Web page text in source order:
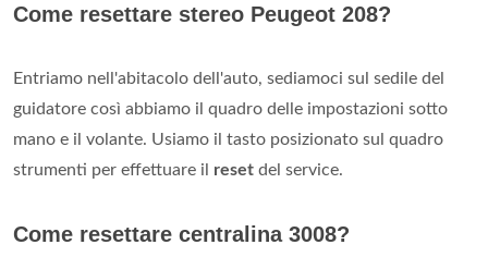
Come resettare stereo Peugeot 208?
Entriamo nell'abitacolo dell'auto, sediamoci sul sedile del
guidatore così abbiamo il quadro delle impostazioni sotto
mano e il volante. Usiamo il tasto posizionato sul quadro
strumenti per effettuare il reset del service.
Come resettare centralina 3008?